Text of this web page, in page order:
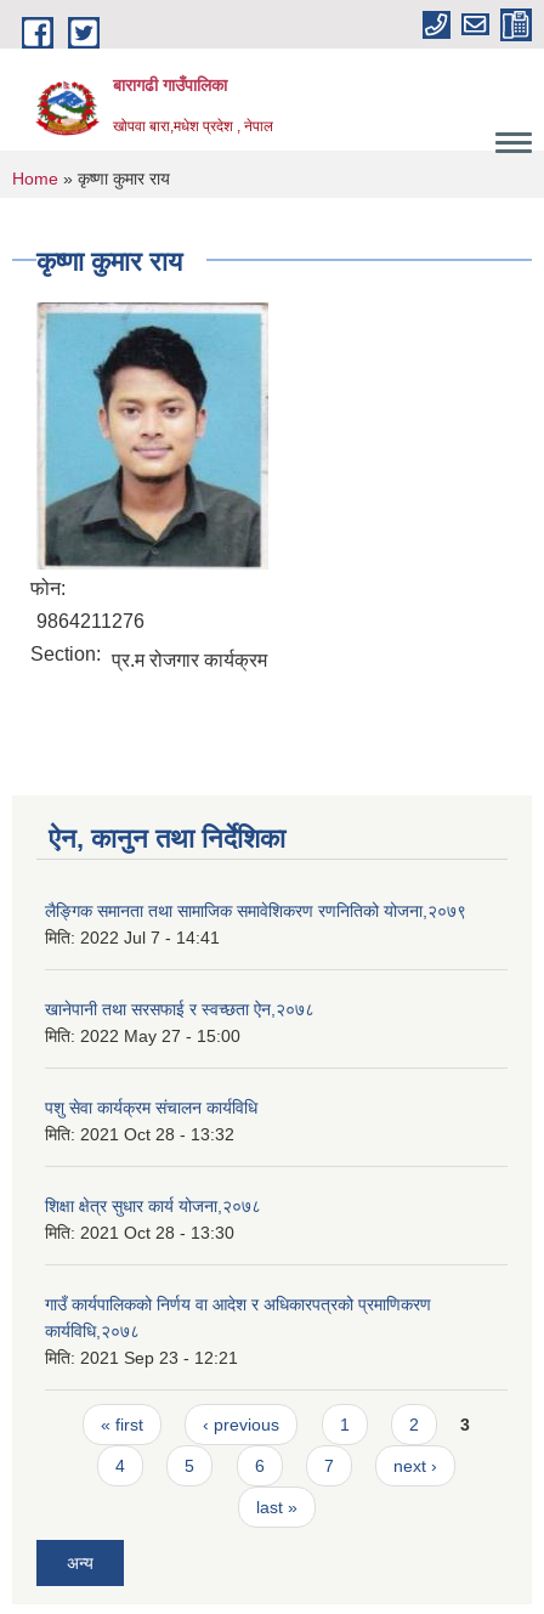
Skip to main content
बारागढी गाउँपालिका
खोपवा बारा,मधेश प्रदेश , नेपाल
You are here
Home » कृष्णा कुमार राय
कृष्णा कुमार राय
फोन:
9864211276
Section: प्र.म रोजगार कार्यक्रम
ऐन, कानुन तथा निर्देशिका
लैङ्गिक समानता तथा सामाजिक समावेशिकरण रणनितिको योजना,२०७९
मिति: 2022 Jul 7 - 14:41
खानेपानी तथा सरसफाई र स्वच्छता ऐन,२०७८
मिति: 2022 May 27 - 15:00
पशु सेवा कार्यक्रम संचालन कार्यविधि
मिति: 2021 Oct 28 - 13:32
शिक्षा क्षेत्र सुधार कार्य योजना,२०७८
मिति: 2021 Oct 28 - 13:30
गाउँ कार्यपालिकको निर्णय वा आदेश र अधिकारपत्रको प्रमाणिकरण
कार्यविधि,२०७८
मिति: 2021 Sep 23 - 12:21
Pages
« first ‹ previous 1 2 3
4 5 6 7 next ›
last »
अन्य